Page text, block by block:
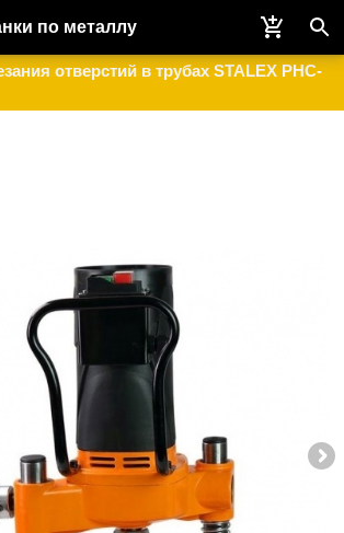
по металлу
отверстий в трубах STALEX PHC-